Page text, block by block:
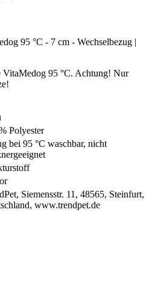
95 °C - 7 cm - Wechselbezug |
VitaMedog 95 °C. Achtung! Nur
Polyester
bei 95 °C waschbar, nicht
Siemensstr. 11, 48565, Steinfurt,
www.trendpet.de